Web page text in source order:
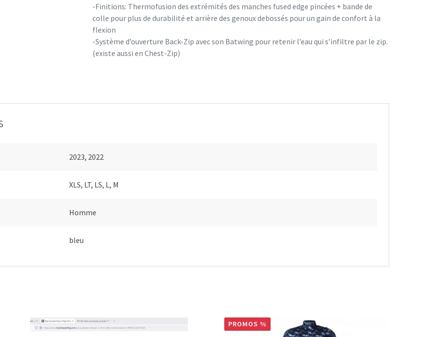
-Finitions: Thermofusion des extrémités des manches fused edge pincées + bande de
colle pour plus de durabilité et arrière des genoux debossés pour un gain de confort à la
flexion
-Système d’ouverture Back-Zip avec son Batwing pour retenir l’eau qui s’infiltre par le zip.
(existe aussi en Chest-Zip)
2023, 2022
XLS, LT, LS, L, M
Homme
bleu
PROMOS %